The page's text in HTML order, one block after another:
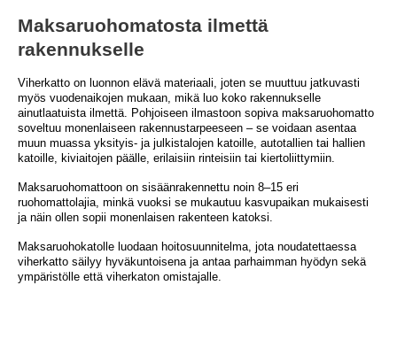
Maksaruohomatosta ilmettä
rakennukselle
Viherkatto on luonnon elävä materiaali, joten se muuttuu jatkuvasti
myös vuodenaikojen mukaan, mikä luo koko rakennukselle
ainutlaatuista ilmettä. Pohjoiseen ilmastoon sopiva maksaruohomatto
soveltuu monenlaiseen rakennustarpeeseen – se voidaan asentaa
muun muassa yksityis- ja julkistalojen katoille, autotallien tai hallien
katoille, kiviaitojen päälle, erilaisiin rinteisiin tai kiertoliittymiin.
Maksaruohomattoon on sisäänrakennettu noin 8–15 eri
ruohomattolajia, minkä vuoksi se mukautuu kasvupaikan mukaisesti
ja näin ollen sopii monenlaisen rakenteen katoksi.
Maksaruohokatolle luodaan hoitosuunnitelma, jota noudatettaessa
viherkatto säilyy hyväkuntoisena ja antaa parhaimman hyödyn sekä
ympäristölle että viherkaton omistajalle.